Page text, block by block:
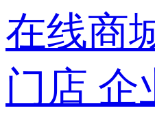
在线商
门店 企